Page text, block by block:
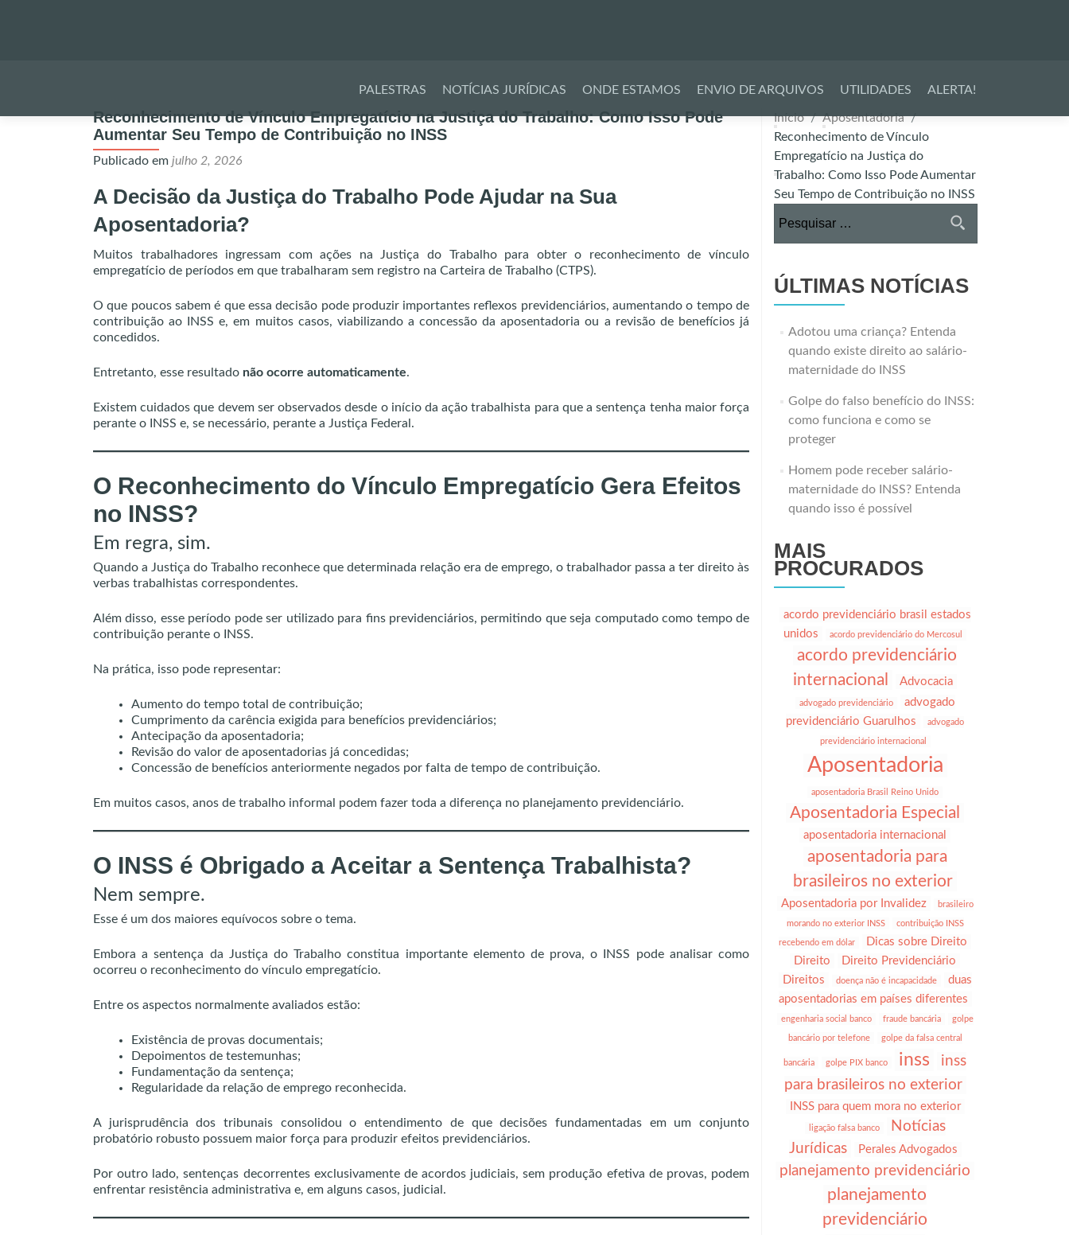
para
conteúdo
PALESTRAS NOTÍCIAS JURÍDICAS ONDE ESTAMOS ENVIO DE ARQUIVOS UTILIDADES ALERTA!
Reconhecimento de Vínculo Empregatício na Justiça do Trabalho: Como Isso Pode
Aumentar Seu Tempo de Contribuição no INSS
Publicado em julho 2, 2026
A Decisão da Justiça do Trabalho Pode Ajudar na Sua
Aposentadoria?
Muitos trabalhadores ingressam com ações na Justiça do Trabalho para obter o reconhecimento de vínculo
empregatício de períodos em que trabalharam sem registro na Carteira de Trabalho (CTPS).
O que poucos sabem é que essa decisão pode produzir importantes reflexos previdenciários, aumentando o tempo de
contribuição ao INSS e, em muitos casos, viabilizando a concessão da aposentadoria ou a revisão de benefícios já
concedidos.
Entretanto, esse resultado não ocorre automaticamente.
Existem cuidados que devem ser observados desde o início da ação trabalhista para que a sentença tenha maior força
perante o INSS e, se necessário, perante a Justiça Federal.
O Reconhecimento do Vínculo Empregatício Gera Efeitos
no INSS?
Em regra, sim.
Quando a Justiça do Trabalho reconhece que determinada relação era de emprego, o trabalhador passa a ter direito às
verbas trabalhistas correspondentes.
Além disso, esse período pode ser utilizado para fins previdenciários, permitindo que seja computado como tempo de
contribuição perante o INSS.
Na prática, isso pode representar:
Aumento do tempo total de contribuição;
Cumprimento da carência exigida para benefícios previdenciários;
Antecipação da aposentadoria;
Revisão do valor de aposentadorias já concedidas;
Concessão de benefícios anteriormente negados por falta de tempo de contribuição.
Em muitos casos, anos de trabalho informal podem fazer toda a diferença no planejamento previdenciário.
O INSS é Obrigado a Aceitar a Sentença Trabalhista?
Nem sempre.
Esse é um dos maiores equívocos sobre o tema.
Embora a sentença da Justiça do Trabalho constitua importante elemento de prova, o INSS pode analisar como
ocorreu o reconhecimento do vínculo empregatício.
Entre os aspectos normalmente avaliados estão:
Existência de provas documentais;
Depoimentos de testemunhas;
Fundamentação da sentença;
Regularidade da relação de emprego reconhecida.
A jurisprudência dos tribunais consolidou o entendimento de que decisões fundamentadas em um conjunto
probatório robusto possuem maior força para produzir efeitos previdenciários.
Por outro lado, sentenças decorrentes exclusivamente de acordos judiciais, sem produção efetiva de provas, podem
enfrentar resistência administrativa e, em alguns casos, judicial.
Início
Aposentadoria
Reconhecimento de Vínculo
Empregatício na Justiça do
Trabalho: Como Isso Pode Aumentar
Seu Tempo de Contribuição no INSS
ÚLTIMAS NOTÍCIAS
Adotou uma criança? Entenda
quando existe direito ao salário-
maternidade do INSS
Golpe do falso benefício do INSS:
como funciona e como se
proteger
Homem pode receber salário-
maternidade do INSS? Entenda
quando isso é possível
MAIS
PROCURADOS
acordo previdenciário brasil estados
unidos
acordo previdenciário do Mercosul
acordo previdenciário
internacional
Advocacia
advogado previdenciário
advogado
previdenciário Guarulhos
advogado
previdenciário internacional
Aposentadoria
aposentadoria Brasil Reino Unido
Aposentadoria Especial
aposentadoria internacional
aposentadoria para
brasileiros no exterior
Aposentadoria por Invalidez brasileiro
morando no exterior INSS contribuição INSS
recebendo em dólar
Dicas sobre Direito
Direito
Direito Previdenciário
Direitos
doença não é incapacidade
duas
aposentadorias em países diferentes
engenharia social banco fraude bancária golpe
bancário por telefone golpe da falsa central
bancária golpe PIX banco inss
inss
para brasileiros no exterior
INSS para quem mora no exterior
ligação falsa banco
Notícias
Jurídicas
Perales Advogados
planejamento previdenciário
planejamento
previdenciário